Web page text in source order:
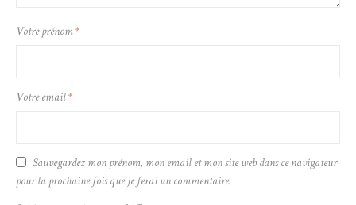
Votre prénom*
Votre email*
Sauvegardez mon prénom, mon email et mon site web dans ce navigateur
pour la prochaine fois que je ferai un commentaire.